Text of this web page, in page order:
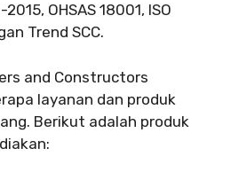
OHSAS 18001, ISO
Trend SCC.
and Constructors
layanan dan produk
Berikut adalah produk